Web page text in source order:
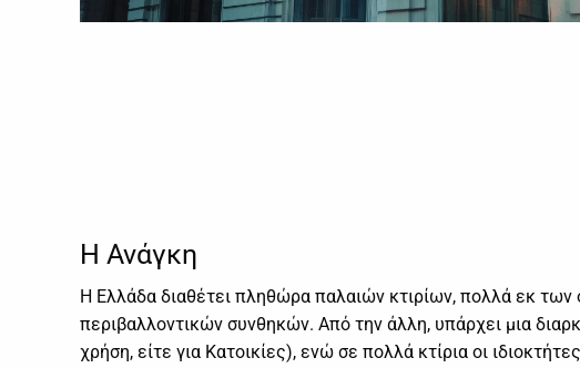
Η Ανάγκη
Η Ελλάδα διαθέτει πληθώρα παλαιών κτιρίων, πολλά εκ
περιβαλλοντικών συνθηκών. Από την άλλη, υπάρχει μια
χρήση, είτε για Κατοικίες), ενώ σε πολλά κτίρια οι